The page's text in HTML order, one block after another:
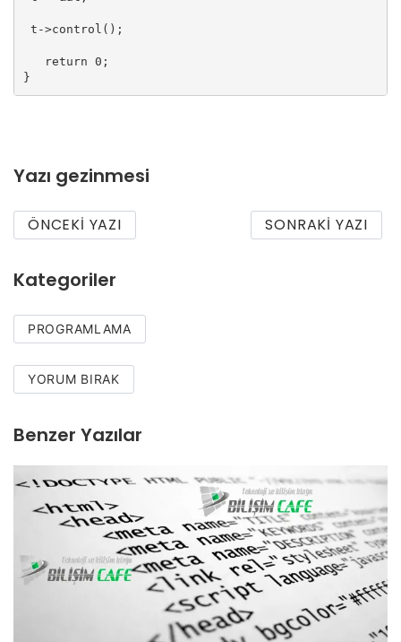
t->control();
   return 0;
}
Yazı gezinmesi
ÖNCEKI YAZI SONRAKI YAZI
Kategoriler
PROGRAMLAMA
YORUM BIRAK
Benzer Yazılar